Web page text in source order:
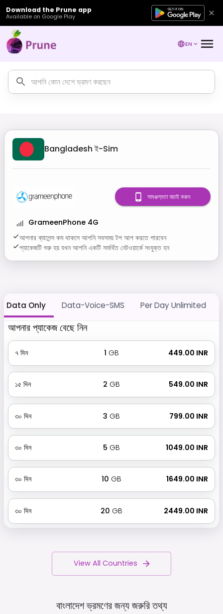
Download the Prune app
Available on Google Play
EN
Bangladesh ই-Sim
GrameenPhone 4G
আপনার ব্যালেন্স কম থাকলে আপনি সবসময় টপ আপ করতে পারবেন
প্যাকেজটি শুরু হয় যখন আপনি একটি সমর্থিত নেটওয়ার্কে সংযুক্ত হন
সামঞ্জস্যতা যাচাই করুন
Data Only Data-Voice-SMS Per Day Unlimited
আপনার প্যাকেজ বেছে নিন
৭ দিন 1 GB ₹ 449.00 INR
১৫ দিন 2 GB ₹ 549.00 INR
৩০ দিন 3 GB ₹ 799.00 INR
৩০ দিন 5 GB ₹ 1049.00 INR
৩০ দিন 10 GB ₹ 1649.00 INR
৩০ দিন 20 GB ₹ 2449.00 INR
View All Countries
বাংলাদেশ ভ্রমণের জন্য জরুরিতথ্য